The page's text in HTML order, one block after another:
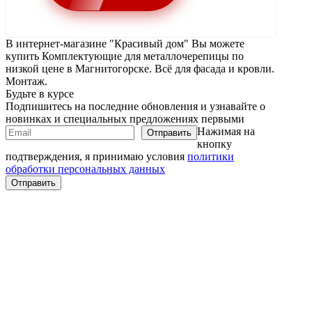
В интернет-магазине "Красивый дом" Вы можете
купить Комплектующие для металлочерепицы по
низкой цене в Магнитогорске. Всё для фасада и кровли.
Монтаж.
Будьте в курсе
Подпишитесь на последние обновления и узнавайте о
новинках и специальных предложениях первыми
Нажимая на
кнопку
подтверждения, я принимаю условия политики
обработки персональных данных